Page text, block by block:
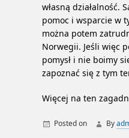
własną działalność.
pomoc i wsparcie w
można potem
Norwegii. Jeśli więc
pomysł i nie boimy
zapoznać się z tym
Więcej na ten
Posted on By